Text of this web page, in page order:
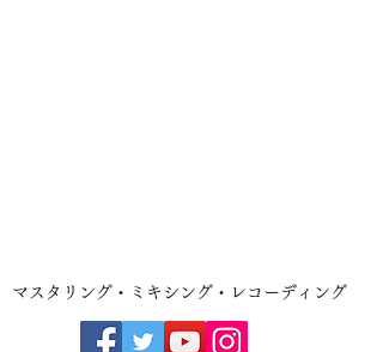
​マスタリング・ミキシング・レコーディング